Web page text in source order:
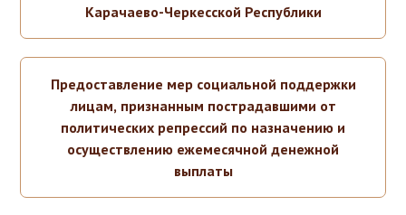
Карачаево-Черкесской Республики
Предоставление мер социальной поддержки
лицам, признанным пострадавшими от
политических репрессий по назначению и
осуществлению ежемесячной денежной
выплаты